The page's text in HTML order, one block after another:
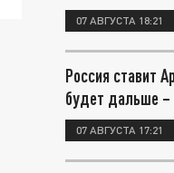
07 АВГУСТА 18:21
Россия ставит
будет дальше –
07 АВГУСТА 17:21